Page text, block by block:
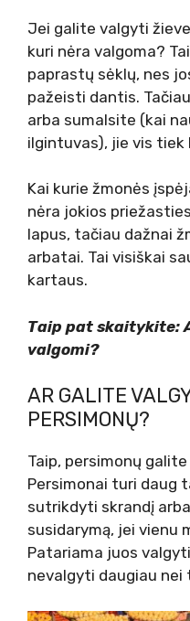
Jei galite valgyti
kuri nėra valgoma?
paprastų sėklų, nes
pažeisti dantis.
arba sumalsite (kai
ilgintuvas), jie vis tiek
Kai kurie žmonės
nėra jokios
lapus, tačiau dažnai
arbatai. Tai visiškai
kartaus.
Taip pat skaitykite:
valgomi?
AR GALITE
PERSIMONŲ?
Taip, persimonų
Persimonai turi daug
sutrikdyti skrandį
susidarymą, jei vienu
Patariama juos
nevalgyti daugiau nei